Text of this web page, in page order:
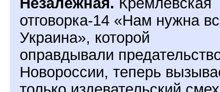
отговорка-14 «Нам нужна
Украина», которой
оправдывали
Новороссии, теперь